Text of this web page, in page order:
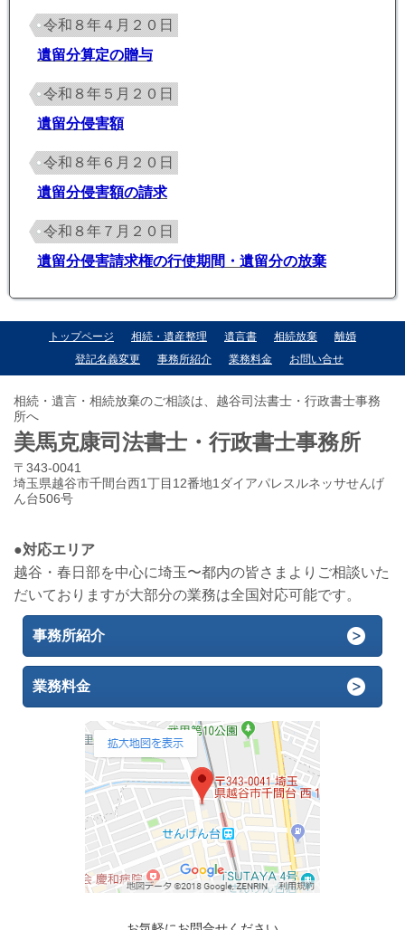
令和８年４月２０日
遺留分算定の贈与
令和８年５月２０日
遺留分侵害額
令和８年６月２０日
遺留分侵害額の請求
令和８年７月２０日
遺留分侵害請求権の行使期間・遺留分の放棄
トップページ 相続・遺産整理 遺言書 相続放棄
離婚
登記名義変更
事務所紹介 業務料金 お問い合せ
相続・遺言・相続放棄のご相談は、越谷司法書士・行政書士事務
所へ
美馬克康司法書士・行政書士事務所
〒343-0041
埼玉県越谷市千間台西1丁目12番地1ダイアパレスルネッサせんげ
ん台506号
●対応エリア
越谷・春日部を中心に埼玉〜都内の皆さまよりご相談いた
だいておりますが大部分の業務は全国対応可能です。
事務所紹介
業務料金